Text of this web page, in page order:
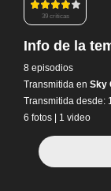
39 críticas
Info de la
8 episodios
Transmitida en Sky
Transmitida desde:
6 fotos | 1 video